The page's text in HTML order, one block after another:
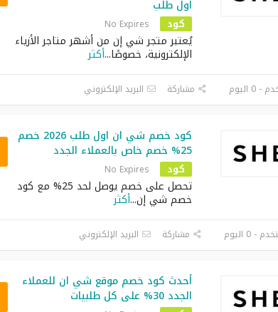
اول طلب
كود No Expires
يُعتبر متجر شي إن من أشهر متاجر الأزياء
الإلكترونية، خصوصًا...أكثر
مشاركة البريد الإلكتروني
كود خصم شي ان اول طلب 2026 خصم
25% خصم خاص بالعملاء الجدد
كود No Expires
تحصل على خصم يوصل لحد 25% مع كود
خصم شي إن...أكثر
مشاركة البريد الإلكتروني
أحدث كود خصم موقع شي ان للعملاء
الجدد 30% على كل طلبيات